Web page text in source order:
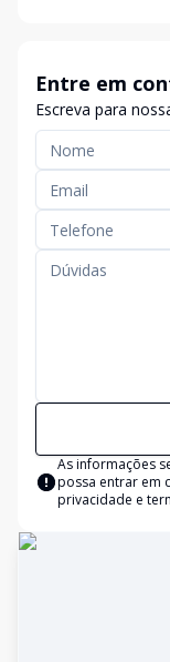
Entre em
Escreva para
As informações
possa entrar em
privacidade e